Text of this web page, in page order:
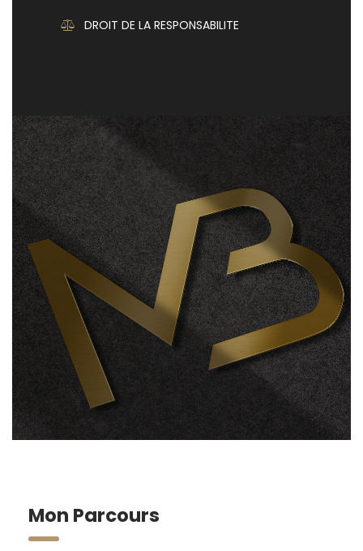
DROIT DE LA RESPONSABILITE
Mon Parcours